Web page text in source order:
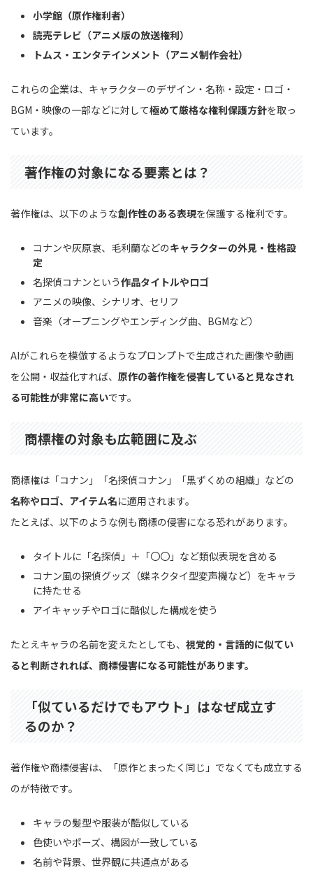
小学館（原作権利者）
読売テレビ（アニメ版の放送権利）
トムス・エンタテインメント（アニメ制作会社）
これらの企業は、キャラクターのデザイン・名称・設定・ロゴ・
BGM・映像の一部などに対して極めて厳格な権利保護方針を取っ
ています。
著作権の対象になる要素とは？
著作権は、以下のような創作性のある表現を保護する権利です。
コナンや灰原哀、毛利蘭などのキャラクターの外見・性格設
定
名探偵コナンという作品タイトルやロゴ
アニメの映像、シナリオ、セリフ
音楽（オープニングやエンディング曲、BGMなど）
AIがこれらを模倣するようなプロンプトで生成された画像や動画
を公開・収益化すれば、 原作の著作権を侵害していると見なされ
る可能性が非常に高いです。
商標権の対象も広範囲に及ぶ
商標権は「コナン」「名探偵コナン」「黒ずくめの組織」などの
名称やロゴ、アイテム名に適用されます。
たとえば、以下のような例も商標の侵害になる恐れがあります。
タイトルに「名探偵」＋「〇〇」など類似表現を含める
コナン風の探偵グッズ（蝶ネクタイ型変声機など）をキャラ
に持たせる
アイキャッチやロゴに酷似した構成を使う
たとえキャラの名前を変えたとしても、 視覚的・言語的に似てい
ると判断されれば、商標侵害になる可能性があります。
「似ているだけでもアウト」はなぜ成立す
るのか？
著作権や商標侵害は、「原作とまったく同じ」でなくても成立する
のが特徴です。
キャラの髪型や服装が酷似している
色使いやポーズ、構図が一致している
名前や背景、世界観に共通点がある